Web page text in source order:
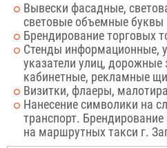
Вывески фасадные,
световые объемные буквы
Брендирование торговых
Стенды информационные,
указатели улиц, дорожные
кабинетные, рекламные
Визитки, флаеры,
Нанесение символики на
транспорт.
на маршрутных такси г.